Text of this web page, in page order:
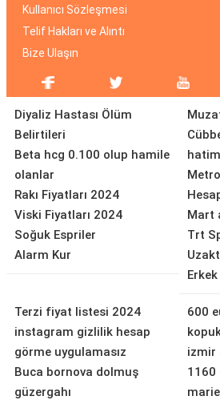
Kullanıcı Sözleşmesi
Telif Hakları ve Alıntı
Bize Ulaşın
Diyaliz Hastası Ölüm
Belirtileri
Beta hcg 0.100 olup hamile
olanlar
Rakı Fiyatları 2024
Viski Fiyatları 2024
Soğuk Espriler
Alarm Kur
hatim
Mart
Trt
Erkek
Terzi fiyat listesi 2024
instagram gizlilik hesap
görme uygulamasız
Buca bornova dolmuş
güzergahı
600
izmir
1160